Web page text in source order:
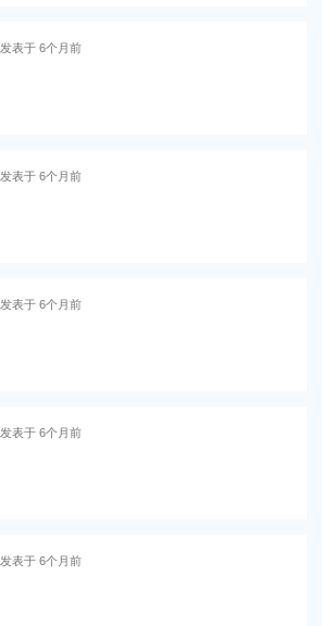
发表于 6个月前
发表于 6个月前
发表于 6个月前
发表于 6个月前
发表于 6个月前